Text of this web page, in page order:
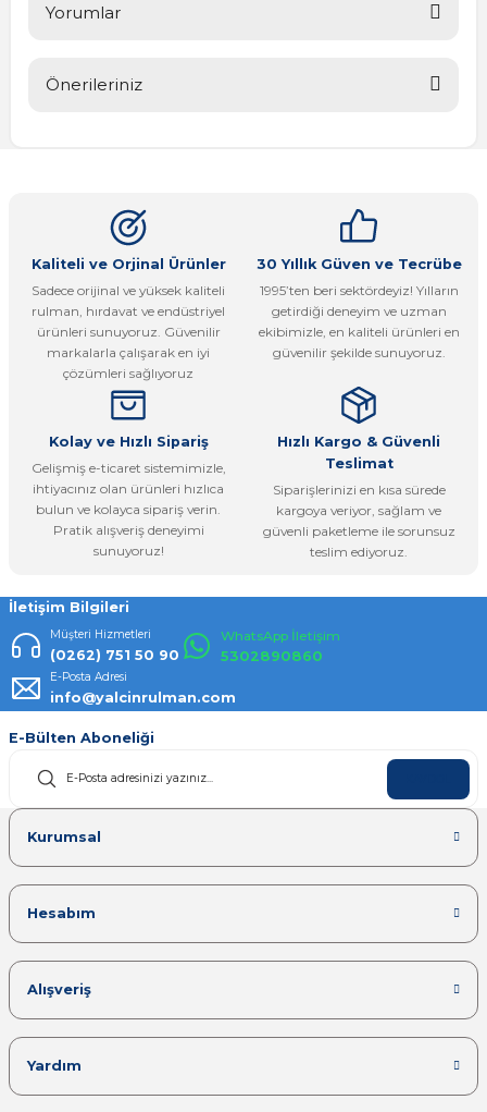
Yorumlar
Önerileriniz
Görüş ve önerileriniz için teşekkür ederiz.
Ürün resmi kalitesiz, bozuk veya görüntülenemiyor.
Ürün açıklamasında eksik bilgiler bulunuyor.
Ürün bilgilerinde hatalar bulunuyor.
Ürün fiyatı diğer sitelerden daha pahalı.
Bu ürüne benzer farklı alternatifler olmalı.
Gönder
Kaliteli ve Orjinal Ürünler
Sadece orijinal ve yüksek kaliteli
rulman, hırdavat ve endüstriyel
ürünleri sunuyoruz. Güvenilir
markalarla çalışarak en iyi
çözümleri sağlıyoruz
30 Yıllık Güven ve Tecrübe
1995’ten beri sektördeyiz! Yılların
getirdiği deneyim ve uzman
ekibimizle, en kaliteli ürünleri en
güvenilir şekilde sunuyoruz.
Kolay ve Hızlı Sipariş
Gelişmiş e-ticaret sistemimizle,
ihtiyacınız olan ürünleri hızlıca
bulun ve kolayca sipariş verin.
Pratik alışveriş deneyimi
sunuyoruz!
Hızlı Kargo & Güvenli
Teslimat
Siparişlerinizi en kısa sürede
kargoya veriyor, sağlam ve
güvenli paketleme ile sorunsuz
teslim ediyoruz.
İletişim Bilgileri
Müşteri Hizmetleri
(0262) 751 50 90
WhatsApp İletişim
5302890860
E-Posta Adresi
info@yalcinrulman.com
E-Bülten Aboneliği
Kurumsal
Hesabım
Alışveriş
Yardım